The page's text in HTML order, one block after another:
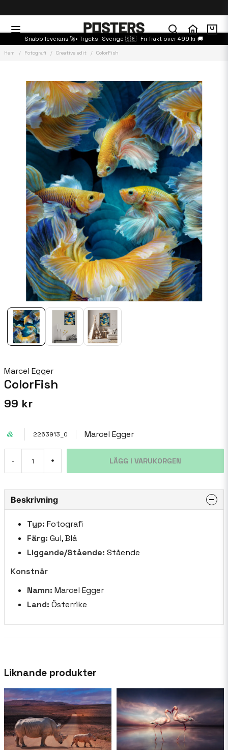
Snabb leverans 🚀• Trycks i Sverige 🇸🇪- Fri frakt över 499 kr 🚚
Hem Fotografi Creative edit ColorFish
Marcel Egger
ColorFish
99 kr
2263913_0 Marcel Egger
- + LÄGG I VARUKORGEN
Beskrivning
Typ: Fotografi
Färg: Gul, Blå
Liggande/Stående: Stående
Konstnär
Namn: Marcel Egger
Land: Österrike
Liknande produkter